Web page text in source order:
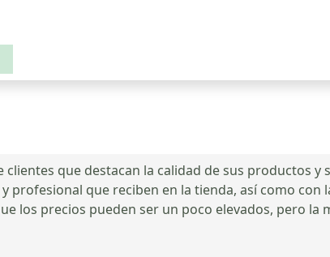
que destacan la calidad de sus productos y
que reciben en la tienda, así como con
los precios pueden ser un poco elevados, pero la